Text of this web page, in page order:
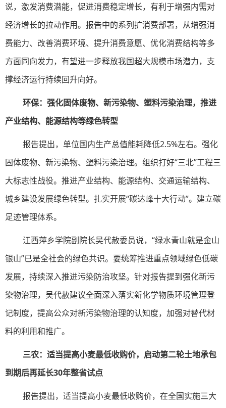
说，激发消费潜能，促进消费稳定增长，有利于增强内需对
经济增长的拉动作用。报告中的系列扩消费部署，从增强消
费能力、改善消费环境、提升消费意愿、优化消费结构等多
方面同向发力，有望进一步释放我国超大规模市场潜力，支
撑经济运行持续回升向好。
环保：强化固体废物、新污染物、塑料污染治理，推进
产业结构、能源结构等绿色转型
报告提出，单位国内生产总值能耗降低2.5%左右。强化
固体废物、新污染物、塑料污染治理。组织打好“三北”工程三
大标志性战役。推进产业结构、能源结构、交通运输结构、
城乡建设发展绿色转型。扎实开展“碳达峰十大行动”。建立碳
足迹管理体系。
江西萍乡学院副院长吴代赦委员说，“绿水青山就是金山
银山”已是全社会的绿色共识。要统筹推进重点领域绿色低碳
发展，持续深入推进污染防治攻坚。针对报告提到强化新污
染物治理，吴代赦建议全面深入落实新化学物质环境管理登
记制度，提高公众对新污染物治理的认知度，加强对替代材
料的利用和推广。
三农：适当提高小麦最低收购价，启动第二轮土地承包
到期后再延长30年整省试点
报告提出，适当提高小麦最低收购价，在全国实施三大